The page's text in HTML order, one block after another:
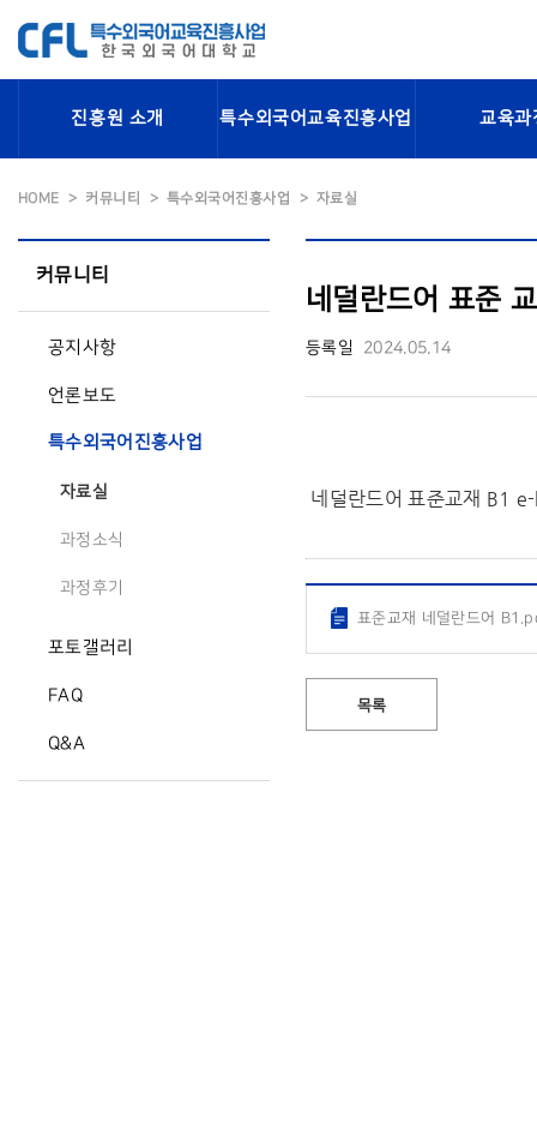
진흥원 소개 특수외국어교육진흥사업 교육과
HOME 커뮤니티 특수외국어진흥사업 자료실
커뮤니티
공지사항
언론보도
특수외국어진흥사업
자료실
과정소식
과정후기
포토갤러리
FAQ
Q&A
네덜란드어 표준
등록일 2024.05.14
네덜란드어 표준교재
표준교재 네덜란드어
목록